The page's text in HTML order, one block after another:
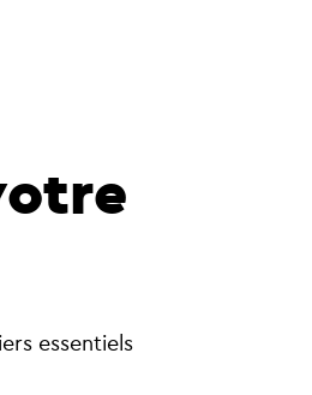
essentiels